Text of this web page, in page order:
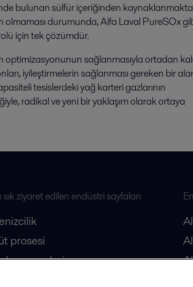
bulunan sülfür içeriğinden
durumunda, Alfa Laval PureSOx
için tek çözümdür.
sağlanmasıyla ortadan
iyileştirmelerin sağlanması gereken bir
tesislerdeki yağ karteri gazlarının
radikal ve yeni bir yaklaşım olarak ortaya
sık ziyaret edilen endüstri sayfaları
prosesi
prosesleri